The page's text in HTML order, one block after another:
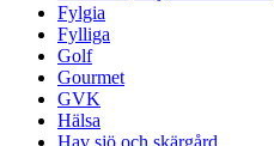
Fylgia
Fylliga
Golf
Gourmet
GVK
Hälsa